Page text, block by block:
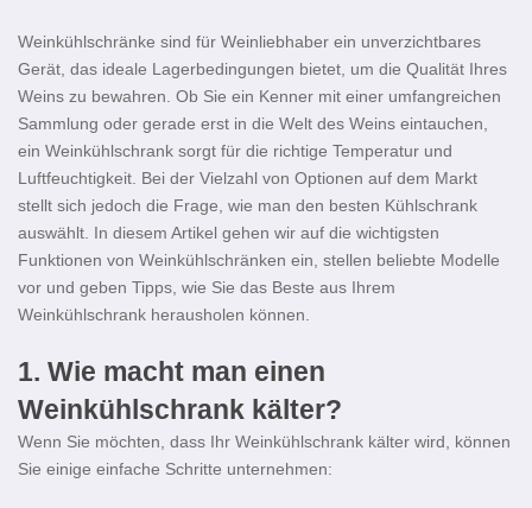
Weinkühlschränke sind für Weinliebhaber ein unverzichtbares
Gerät, das ideale Lagerbedingungen bietet, um die Qualität Ihres
Weins zu bewahren. Ob Sie ein Kenner mit einer umfangreichen
Sammlung oder gerade erst in die Welt des Weins eintauchen,
ein Weinkühlschrank sorgt für die richtige Temperatur und
Luftfeuchtigkeit. Bei der Vielzahl von Optionen auf dem Markt
stellt sich jedoch die Frage, wie man den besten Kühlschrank
auswählt. In diesem Artikel gehen wir auf die wichtigsten
Funktionen von Weinkühlschränken ein, stellen beliebte Modelle
vor und geben Tipps, wie Sie das Beste aus Ihrem
Weinkühlschrank herausholen können.
1. Wie macht man einen
Weinkühlschrank kälter?
Wenn Sie möchten, dass Ihr Weinkühlschrank kälter wird, können
Sie einige einfache Schritte unternehmen: